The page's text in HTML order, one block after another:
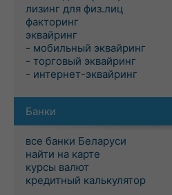
лизинг для физ.лиц
факторинг
эквайринг
- мобильный эквайринг
- торговый эквайринг
- интернет-эквайринг
Банки
все банки Беларуси
найти на карте
курсы валют
кредитный калькулятор